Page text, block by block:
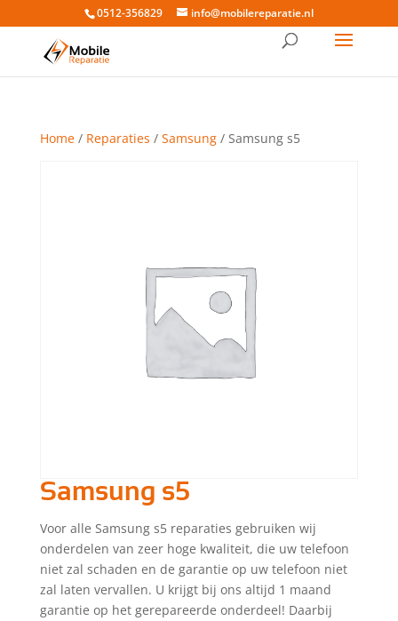
0512-356829 info@mobilereparatie.nl
Home/ Reparaties / Samsung/ Samsung s5
Samsung s5
Voor alle Samsung s5 reparaties gebruiken wij
onderdelen van zeer hoge kwaliteit, die uw telefoon
niet zal schaden en de garantie op uw telefoon niet
zal laten vervallen. U krijgt bij ons altijd 1 maand
garantie op het gerepareerde onderdeel! Daarbij